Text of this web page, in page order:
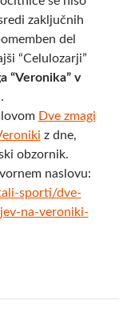
zaključnih
del
“Celulozarji”
“Veronika” v
Dve zmagi
z dne,
obzornik.
naslovu:
sporti/dve-
na-veroniki-